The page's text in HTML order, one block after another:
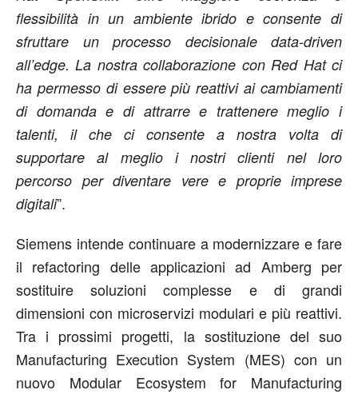
flessibilità in un ambiente ibrido e consente di
sfruttare un processo decisionale data-driven
all’edge. La nostra collaborazione con Red Hat ci
ha permesso di essere più reattivi ai cambiamenti
di domanda e di attrarre e trattenere meglio i
talenti, il che ci consente a nostra volta di
supportare al meglio i nostri clienti nel loro
percorso per diventare vere e proprie imprese
digitali”.
Siemens intende continuare a modernizzare e fare
il refactoring delle applicazioni ad Amberg per
sostituire soluzioni complesse e di grandi
dimensioni con microservizi modulari e più reattivi.
Tra i prossimi progetti, la sostituzione del suo
Manufacturing Execution System (MES) con un
nuovo Modular Ecosystem for Manufacturing